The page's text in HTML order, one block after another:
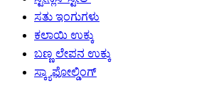
ಸತು ಇಂಗುಗಳು
ಕಲಾಯಿ ಉಕ್ಕು
ಬಣ್ಣ ಲೇಪನ ಉಕ್ಕು
ಸ್ಕ್ಯಾಫೋಲ್ಡಿಂಗ್